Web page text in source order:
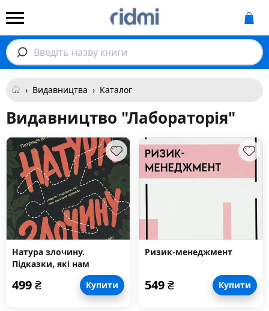
Введіть назву книги
› Видавництва › Каталог
Видавництво "Лабораторія"
Натура злочину.
Підказки, які нам
залишає природа
499₴ Купити
Ризик-менеджмент
549₴ Купити